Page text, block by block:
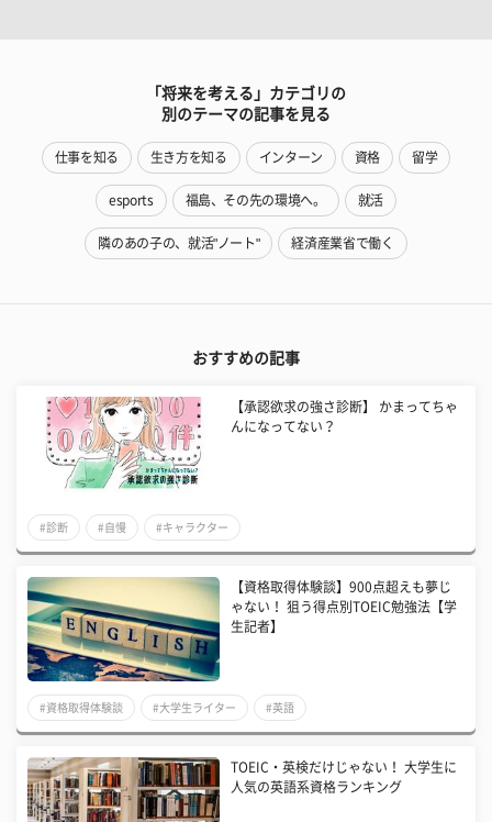
「将来を考える」カテゴリの
別のテーマの記事を見る
仕事を知る 生き方を知る インターン 資格 留学
esports 福島、その先の環境へ。 就活
隣のあの子の、就活"ノート" 経済産業省で働く
おすすめの記事
【承認欲求の強さ診断】 かまってちゃ
んになってない？
#診断 #自慢 #キャラクター
【資格取得体験談】900点超えも夢じ
ゃない！ 狙う得点別TOEIC勉強法【学
生記者】
#資格取得体験談 #大学生ライター #英語
TOEIC・英検だけじゃない！ 大学生に
人気の英語系資格ランキング